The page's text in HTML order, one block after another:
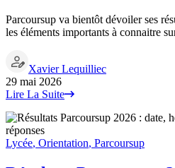
Parcoursup va bientôt dévoiler ses
les éléments importants à connaitre
Xavier Lequilliec
29 mai 2026
Lire La Suite
Lycée, Orientation, Parcoursup